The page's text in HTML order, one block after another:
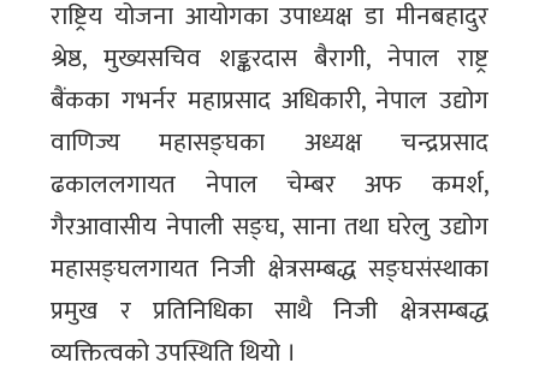
राष्ट्रिय योजना आयोगका उपाध्यक्ष डा मीनबहादुर
श्रेष्ठ, मुख्यसचिव शङ्करदास बैरागी, नेपाल राष्ट्र
बैंकका गभर्नर महाप्रसाद अधिकारी, नेपाल उद्योग
वाणिज्य महासङ्घका अध्यक्ष चन्द्रप्रसाद
ढकाललगायत नेपाल चेम्बर अफ कमर्श,
गैरआवासीय नेपाली सङ्घ, साना तथा घरेलु उद्योग
महासङ्घलगायत निजी क्षेत्रसम्बद्ध सङ्घसंस्थाका
प्रमुख र प्रतिनिधिका साथै निजी क्षेत्रसम्बद्ध
व्यक्तित्वको उपस्थिति थियो ।